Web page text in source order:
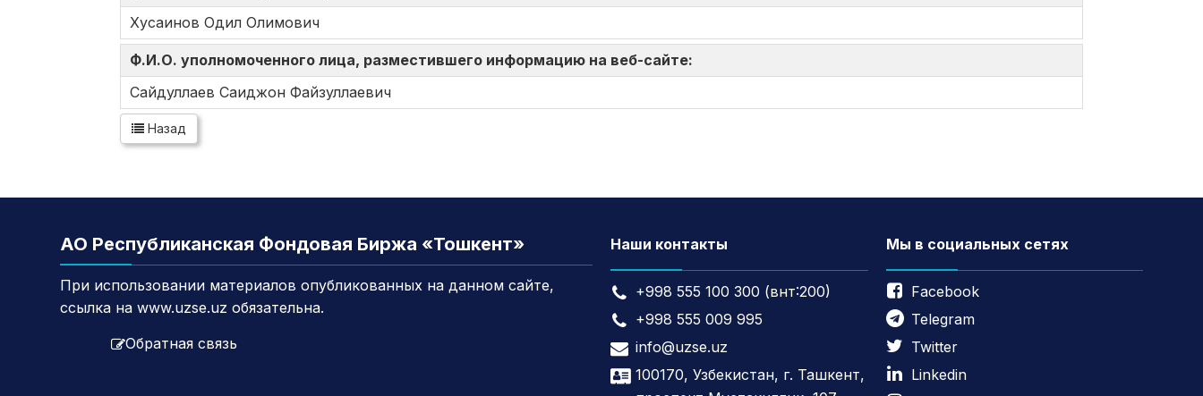
Хусаинов Одил Олимович
Ф.И.О. уполномоченного лица, разместившего информацию на веб-сайте:
Сайдуллаев Саиджон Файзуллаевич
Назад
АО Республиканская Фондовая Биржа «Тошкент»
При использовании материалов опубликованных на данном сайте,
ссылка на www.uzse.uz обязательна.
Обратная связь
Наши контакты
+998 555 100 300 (внт:200)
+998 555 009 995
info@uzse.uz
100170, Узбекистан, г. Ташкент,
Мы в социальных сетях
Facebook
Telegram
Twitter
Linkedin